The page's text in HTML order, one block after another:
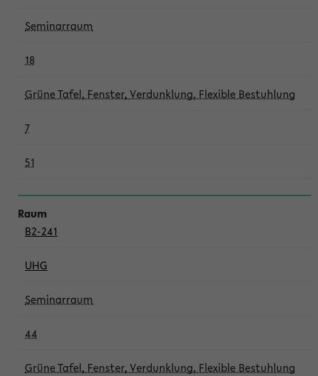
Seminarraum
18
Grüne Tafel, Fenster, Verdunklung, Flexible Bestuhlung
7
51
B2-241
UHG
Seminarraum
44
Grüne Tafel, Fenster, Verdunklung, Flexible Bestuhlung